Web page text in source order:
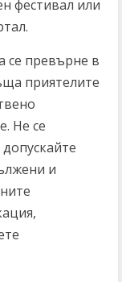
фестивал или
се превърне в
приятелите
Не се
и